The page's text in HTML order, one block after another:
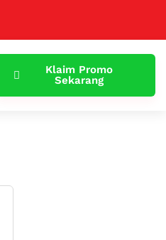
Klaim Promo
Sekarang